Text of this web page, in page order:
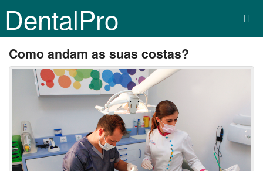
DentalPro
Como andam as suas costas?